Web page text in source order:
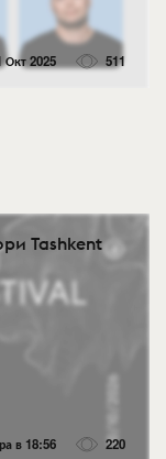
Окт 2025 511
Tashkent
в 18:56 220